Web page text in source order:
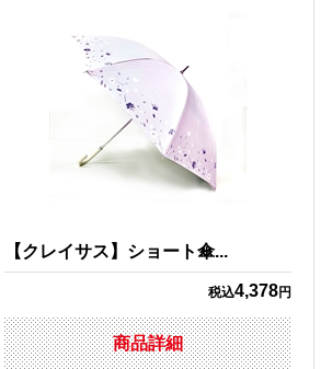
【クレイサス】ショート傘...
税込4,378円
商品詳細